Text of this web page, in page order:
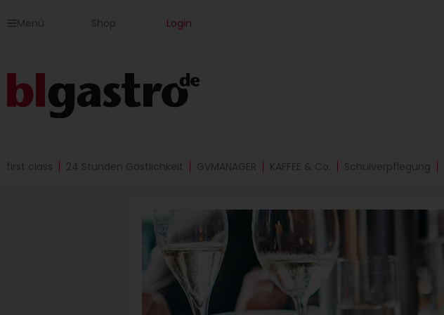
InhaltMenü Shop Login
first class 24 Stunden Gastlichkeit GVMANAGER KAFFEE & Co. Schulverpflegung